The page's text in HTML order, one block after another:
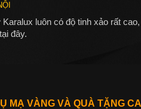
luôn có độ tinh xảo rất
đây.
MẠ VÀNG VÀ QUÀ TẶNG